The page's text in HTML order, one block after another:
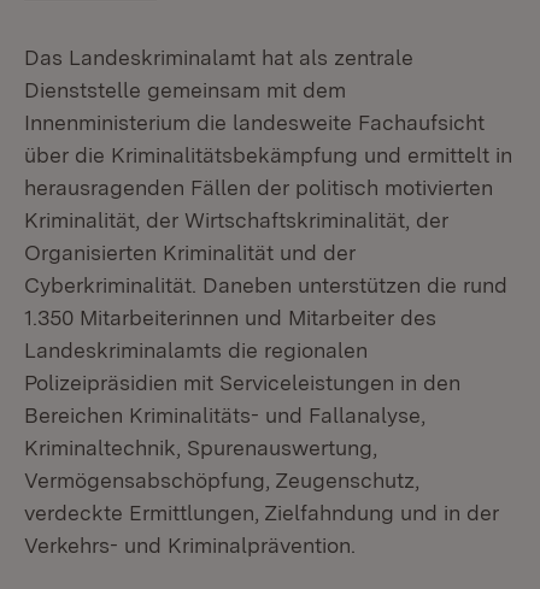
Das Landeskriminalamt hat als zentrale
Dienststelle gemeinsam mit dem
Innenministerium die landesweite Fachaufsicht
über die Kriminalitätsbekämpfung und ermittelt in
herausragenden Fällen der politisch motivierten
Kriminalität, der Wirtschaftskriminalität, der
Organisierten Kriminalität und der
Cyberkriminalität. Daneben unterstützen die rund
1.350 Mitarbeiterinnen und Mitarbeiter des
Landeskriminalamts die regionalen
Polizeipräsidien mit Serviceleistungen in den
Bereichen Kriminalitäts- und Fallanalyse,
Kriminaltechnik, Spurenauswertung,
Vermögensabschöpfung, Zeugenschutz,
verdeckte Ermittlungen, Zielfahndung und in der
Verkehrs- und Kriminalprävention.